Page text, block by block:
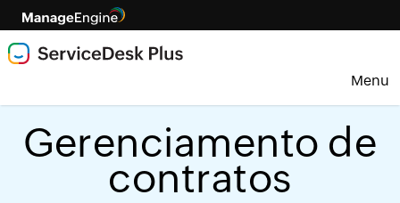
Menu
Gerenciamento de
contratos